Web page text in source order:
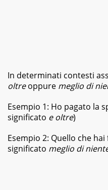
In determinati contesti
oltreoppure meglio di
Esempio 1: Ho pagato la
significato e oltre)
Esempio 2: Quello che
significato meglio di